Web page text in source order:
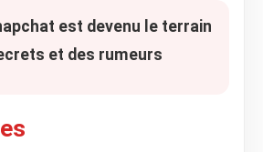
est devenu le terrain
et des rumeurs